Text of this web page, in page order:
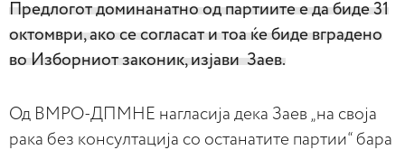
Предлогот доминанатно од партиите е да биде 31
октомври, ако се согласат и тоа ќе биде вградено
во Изборниот законик, изјави Заев.
Од ВМРО-ДПМНЕ нагласија дека Заев „на своја
рака без консултација со останатите партии“ бара